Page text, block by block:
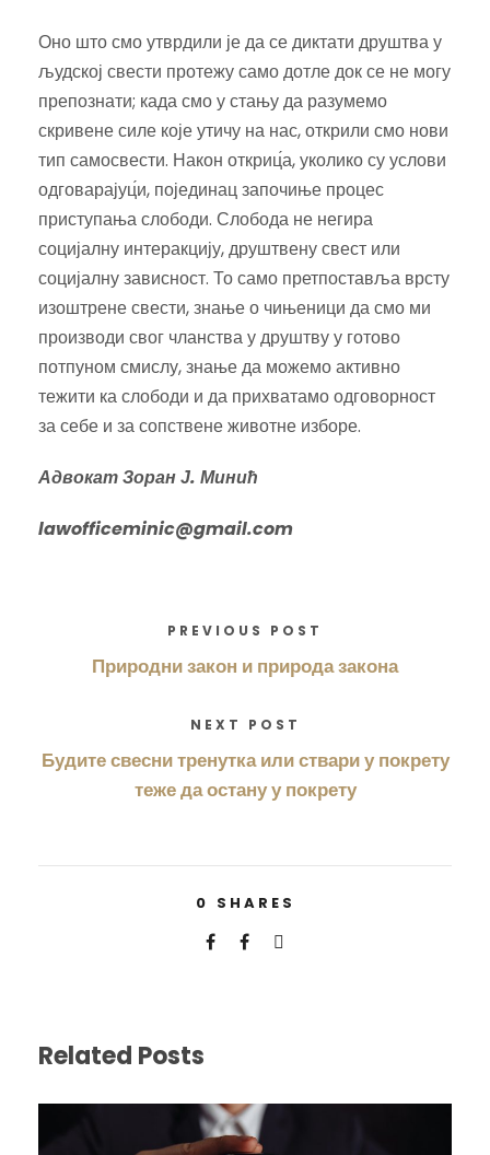
Оно што смо утврдили је да се диктати друштва у
људској свести протежу само дотле док се не могу
препознати; када смо у стању да разумемо
скривене силе које утичу на нас, открили смо нови
тип самосвести. Након откриц́а, уколико су услови
одговарајуц́и, појединац започиње процес
приступања слободи. Слобода не негира
социјалну интеракцију, друштвену свест или
социјалну зависност. То само претпоставља врсту
изоштрене свести, знање о чињеници да смо ми
производи свог чланства у друштву у готово
потпуном смислу, знање да можемо активно
тежити ка слободи и да прихватамо одговорност
за себе и за сопствене животне изборе.
Адвокат Зоран Ј. Минић
lawofficeminic@gmail.com
PREVIOUS POST
Природни закон и природа закона
NEXT POST
Будите свесни тренутка или ствари у покрету
теже да остану у покрету
0 SHARES
Related Posts